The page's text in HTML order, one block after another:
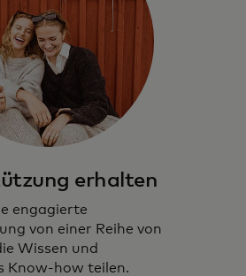
erhalten
engagierte
von einer Reihe von
Wissen und
Know-how teilen.